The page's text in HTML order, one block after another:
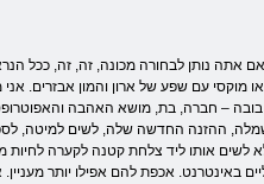
אתה נותן לבחורה מכונה, זה, זה, ככל
או מוקסי עם שפע של ארון והמון אבזרים.
בובה – חברה, בת, מושא האהבה
ההזנה החדשה שלה, לשים למיטה,
לשים אותו ליד צלחת קטנה לקערה